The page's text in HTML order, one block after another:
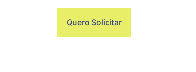
Quero Solicitar